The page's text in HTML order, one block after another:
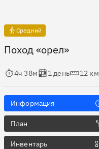
Средний
Поход «орел»
в пути
4ч 38м
Оценка в днях
1 день
Дистанция
12 км
Информация
План
Инвентарь